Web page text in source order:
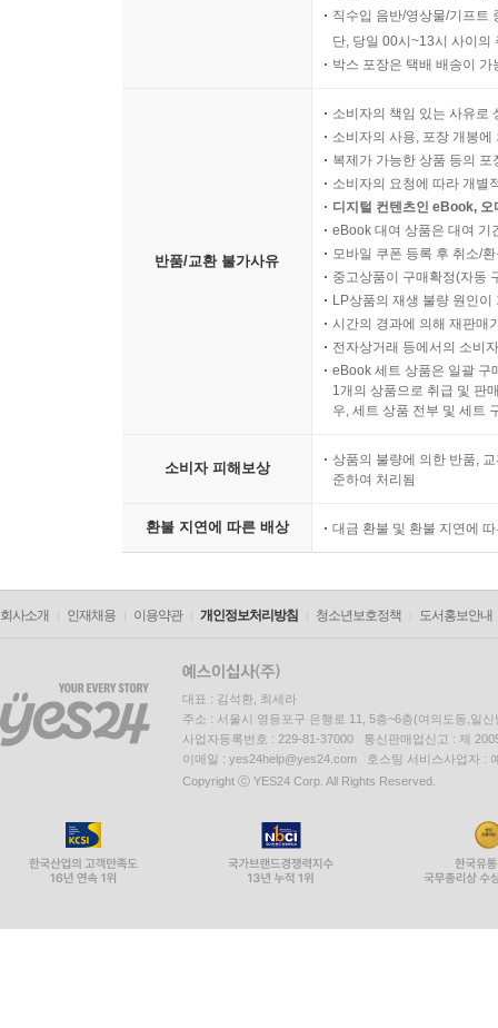
직수입 음반/영상물/기프트
단, 당일 00시~13시 사이의
박스 포장은 택배 배송이
반품/교환 불가사유
소비자의 책임 있는 사유로
소비자의 사용, 포장 개봉
복제가 가능한 상품 등의
소비자의 요청에 따라 개별
디지털 컨텐츠인 eBook,
eBook 대여 상품은 대여 기
모바일 쿠폰 등록 후 취소/
중고상품이 구매확정(자동
LP상품의 재생 불량 원인
시간의 경과에 의해 재판매
전자상거래 등에서의 소비
eBook 세트 상품은 일괄 구
1개의 상품으로 취급 및 판
우, 세트 상품 전부 및 세트
소비자 피해보상
상품의 불량에 의한 반품,
준하여 처리됨
환불 지연에 따른 배상 대금 환불 및 환불 지연에
회사소개 인재채용 이용약관 개인정보처리방침 청소년보호정책 도서홍보안내
대표 : 김석환, 최세라
주소 : 서울시 영등포구 은행로 11, 5층~6층(여의도동,일신
사업자등록번호 : 229-81-37000 통신판매업신고 : 제
이메일 : yes24help@yes24.com 호스팅 서비스사업자 :
Copyright ⓒ YES24 Corp. All Rights Reserved.